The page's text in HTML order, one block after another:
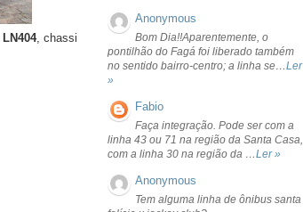
LN404, chassi
Anonymous
Bom Dia!!Aparentemente, o
pontilhão do Fagá foi liberado também
no sentido bairro-centro; a linha se…Ler
»
Fabio
Faça integração. Pode ser com a
linha 43 ou 71 na região da Santa Casa,
com a linha 30 na região da …Ler »
Anonymous
Tem alguma linha de ônibus santa